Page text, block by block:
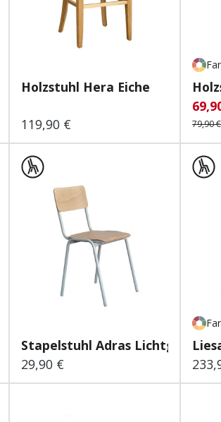
Holzstuhl Hera Eiche
Regulärer Preis:
119,90 €
79,90 €
B...
Stapelstuhl Adras Lichtgrau...
Regulärer Preis:
29,90 €